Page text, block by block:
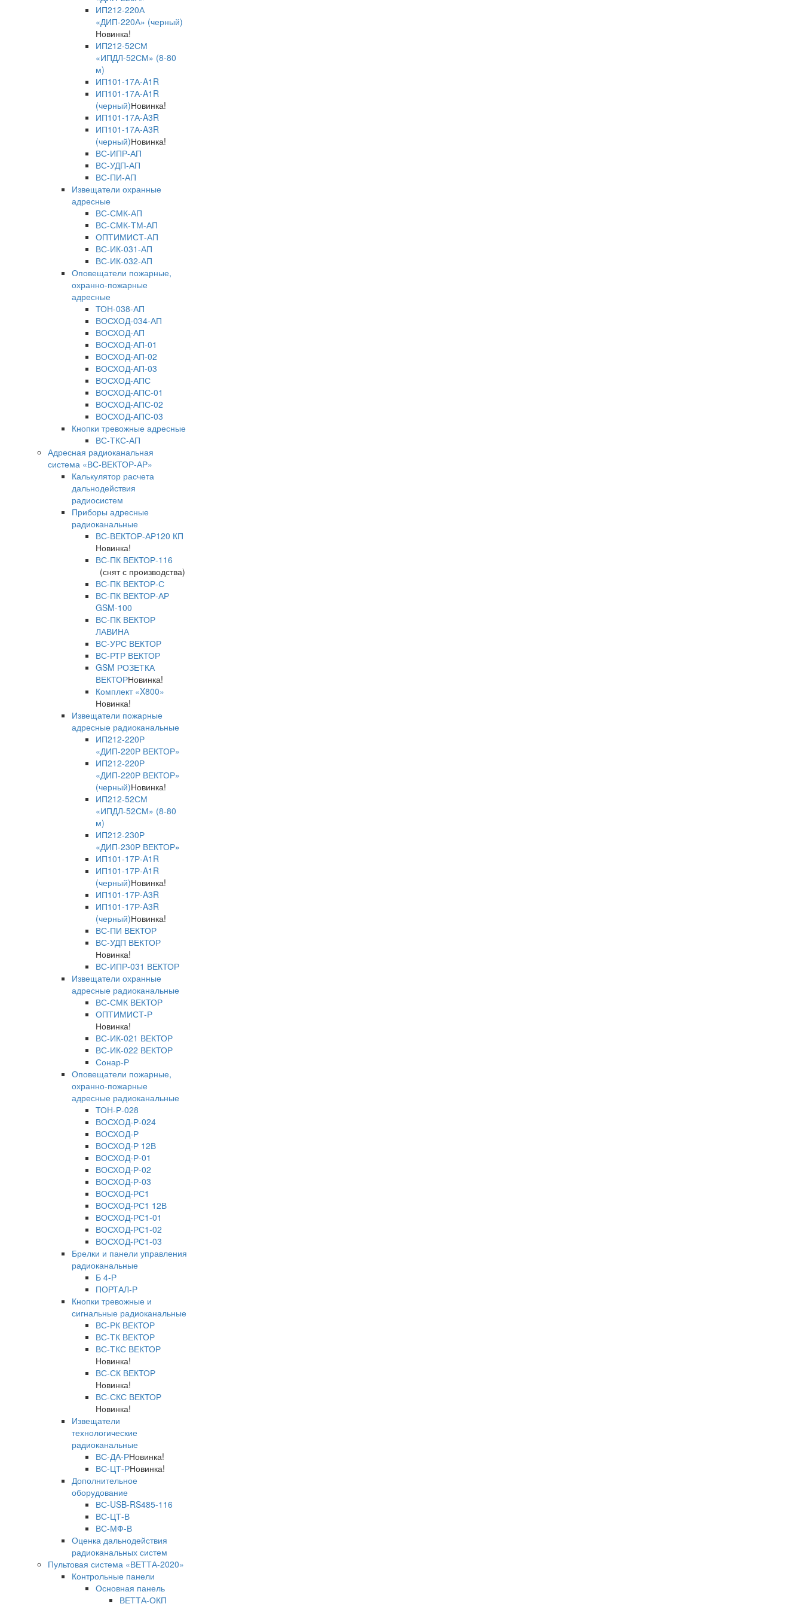
ИП212-220А
«ДИП-220А» (черный)
Новинка!
ИП212-52СМ
«ИПДЛ-52СМ» (8-80
м)
ИП101-17А-A1R
ИП101-17А-A1R
(черный)Новинка!
ИП101-17А-A3R
ИП101-17А-A3R
(черный)Новинка!
ВС-ИПР-АП
ВС-УДП-АП
ВС-ПИ-АП
Извещатели охранные
адресные
ВС-СМК-АП
ВС-СМК-ТМ-АП
ОПТИМИСТ-АП
ВС-ИК-031-АП
ВС-ИК-032-АП
Оповещатели пожарные,
охранно-пожарные
адресные
ТОН-038-АП
ВОСХОД-034-АП
ВОСХОД-АП
ВОСХОД-АП-01
ВОСХОД-АП-02
ВОСХОД-АП-03
ВОСХОД-АПС
ВОСХОД-АПС-01
ВОСХОД-АПС-02
ВОСХОД-АПС-03
Кнопки тревожные адресные
ВС-ТКС-АП
Адресная радиоканальная
система «ВС-ВЕКТОР-АР»
Калькулятор расчета
дальнодействия
радиосистем
Приборы адресные
радиоканальные
ВС-ВЕКТОР-АР120 КП
Новинка!
ВС-ПК ВЕКТОР-116
(снят с производства)
ВС-ПК ВЕКТОР-С
ВС-ПК ВЕКТОР-АР
GSM-100
ВС-ПК ВЕКТОР
ЛАВИНА
ВС-УРС ВЕКТОР
ВС-РТР ВЕКТОР
GSM РОЗЕТКА
ВЕКТОРНовинка!
Комплект «X800»
Новинка!
Извещатели пожарные
адресные радиоканальные
ИП212-220Р
«ДИП-220Р ВЕКТОР»
ИП212-220Р
«ДИП-220Р ВЕКТОР»
(черный)Новинка!
ИП212-52СМ
«ИПДЛ-52СМ» (8-80
м)
ИП212-230Р
«ДИП-230Р ВЕКТОР»
ИП101-17Р-A1R
ИП101-17Р-A1R
(черный)Новинка!
ИП101-17Р-A3R
ИП101-17Р-A3R
(черный)Новинка!
ВС-ПИ ВЕКТОР
ВС-УДП ВЕКТОР
Новинка!
ВС-ИПР-031 ВЕКТОР
Извещатели охранные
адресные радиоканальные
ВС-СМК ВЕКТОР
ОПТИМИСТ-Р
Новинка!
ВС-ИК-021 ВЕКТОР
ВС-ИК-022 ВЕКТОР
Сонар-Р
Оповещатели пожарные,
охранно-пожарные
адресные радиоканальные
ТОН-Р-028
ВОСХОД-Р-024
ВОСХОД-Р
ВОСХОД-Р 12В
ВОСХОД-Р-01
ВОСХОД-Р-02
ВОСХОД-Р-03
ВОСХОД-РС1
ВОСХОД-РС1 12В
ВОСХОД-РС1-01
ВОСХОД-РС1-02
ВОСХОД-РС1-03
Брелки и панели управления
радиоканальные
Б 4-Р
ПОРТАЛ-Р
Кнопки тревожные и
сигнальные радиоканальные
ВС-РК ВЕКТОР
ВС-ТК ВЕКТОР
ВС-ТКС ВЕКТОР
Новинка!
ВС-СК ВЕКТОР
Новинка!
ВС-СКС ВЕКТОР
Новинка!
Извещатели
технологические
радиоканальные
ВС-ДА-РНовинка!
ВС-ЦТ-РНовинка!
Дополнительное
оборудование
ВС-USB-RS485-116
ВС-ЦТ-В
ВС-МФ-В
Оценка дальнодействия
радиоканальных систем
Пультовая система «ВЕТТА-2020»
Контрольные панели
Основная панель
ВЕТТА-ОКП